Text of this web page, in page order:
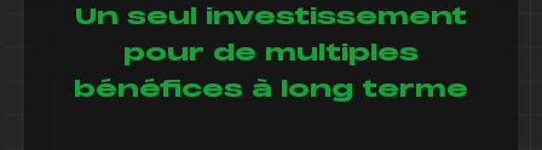
Un seul investissement
pour de multiples
bénéfices à long terme